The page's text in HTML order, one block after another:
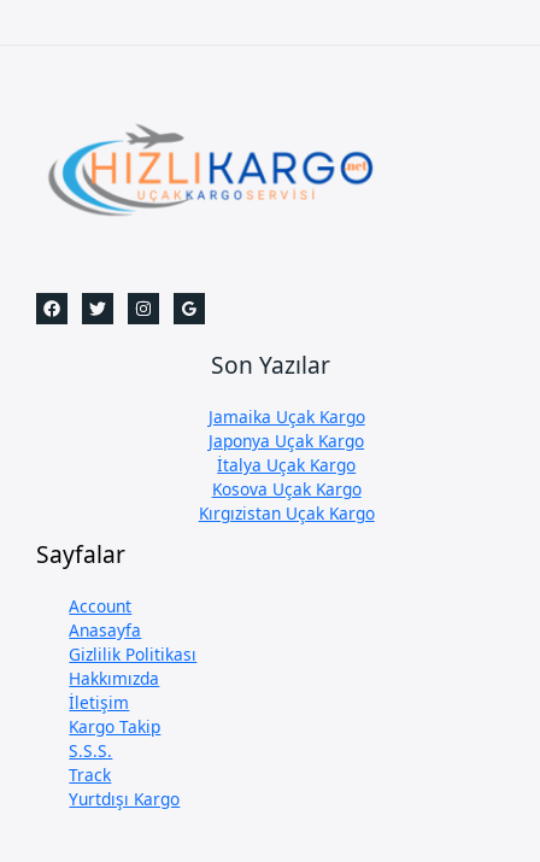
Son Yazılar
Jamaika Uçak Kargo
Japonya Uçak Kargo
İtalya Uçak Kargo
Kosova Uçak Kargo
Kırgızistan Uçak Kargo
Sayfalar
Account
Anasayfa
Gizlilik Politikası
Hakkımızda
İletişim
Kargo Takip
S.S.S.
Track
Yurtdışı Kargo